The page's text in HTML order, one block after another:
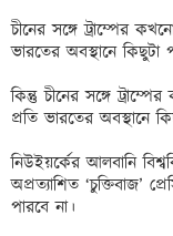
চীনের সঙ্গে ট্রাম্পের
ভারতের অবস্থানে কিছুটা
কিন্তু চীনের সঙ্গে
প্রতি ভারতের অবস্থানে
নিউইয়র্কের আলবানি
অপ্রত্যাশিত ‘চুক্তিবাজ’
পারবে না।